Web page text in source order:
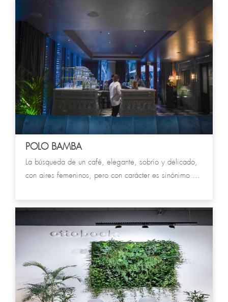
POLO BAMBA
La búsqueda de un café, elegante, sobrio y delicado,
con aires femeninos, pero con carácter es sinónimo de
universo de tamices constructivos conformados por el
piso de damero y los delicados mosaicos.